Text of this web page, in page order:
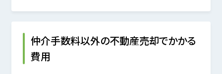
仲介手数料以外の不動産売却でかかる
費用